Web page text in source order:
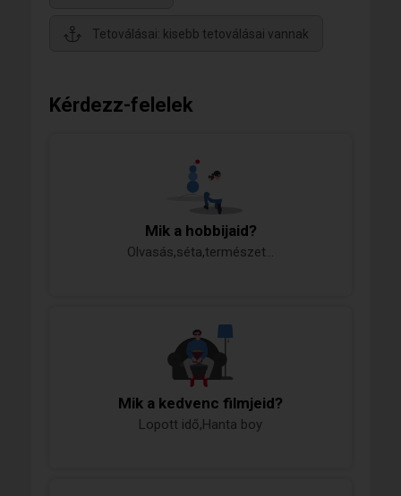
Tetoválásai: kisebb tetoválásai vannak
Kérdezz-felelek
Mik a hobbijaid?
Olvasás,séta,természet...
Mik a kedvenc filmjeid?
Lopott idő,Hanta boy